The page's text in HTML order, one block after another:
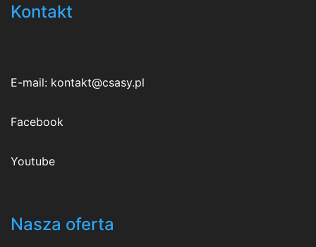
Kontakt
E-mail: kontakt@csasy.pl
Facebook
Youtube
Nasza oferta